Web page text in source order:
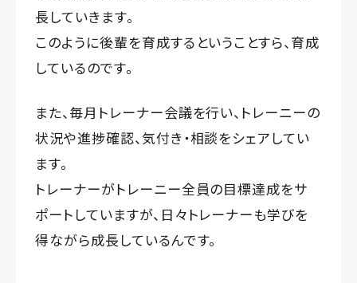
長していきます。
このように後輩を育成するということすら、育成
しているのです。
また、毎月トレーナー会議を行い、トレーニーの
状況や進捗確認、気付き・相談をシェアしてい
ます。
トレーナーがトレーニー全員の目標達成をサ
ポートしていますが、日々トレーナーも学びを
得ながら成長しているんです。